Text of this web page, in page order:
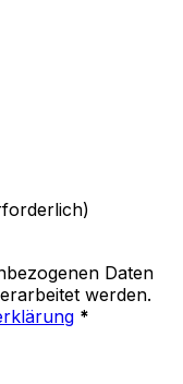
)
Daten
werden.
*